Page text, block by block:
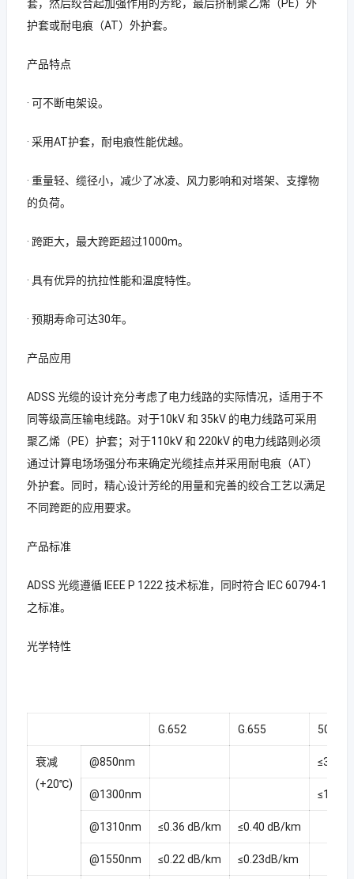
套，然后绞合起加强作用的芳纶，最后挤制聚乙烯（PE）外
护套或耐电痕（AT）外护套。
产品特点
· 可不断电架设。
· 采用AT护套，耐电痕性能优越。
· 重量轻、缆径小，减少了冰凌、风力影响和对塔架、支撑物
的负荷。
· 跨距大，最大跨距超过1000m。
· 具有优异的抗拉性能和温度特性。
· 预期寿命可达30年。
产品应用
ADSS 光缆的设计充分考虑了电力线路的实际情况，适用于不
同等级高压输电线路。对于10kV 和 35kV 的电力线路可采用
聚乙烯（PE）护套；对于110kV 和 220kV 的电力线路则必须
通过计算电场场强分布来确定光缆挂点并采用耐电痕（AT）
外护套。同时，精心设计芳纶的用量和完善的绞合工艺以满足
不同跨距的应用要求。
产品标准
ADSS 光缆遵循 IEEE P 1222 技术标准，同时符合 IEC 60794-1
之标准。
光学特性
G.652 G.655 50/
衰减
(+20℃)
@850nm ≤3.0
@1300nm ≤1.0
@1310nm ≤0.36 dB/km ≤0.40 dB/km
@1550nm ≤0.22 dB/km ≤0.23dB/km